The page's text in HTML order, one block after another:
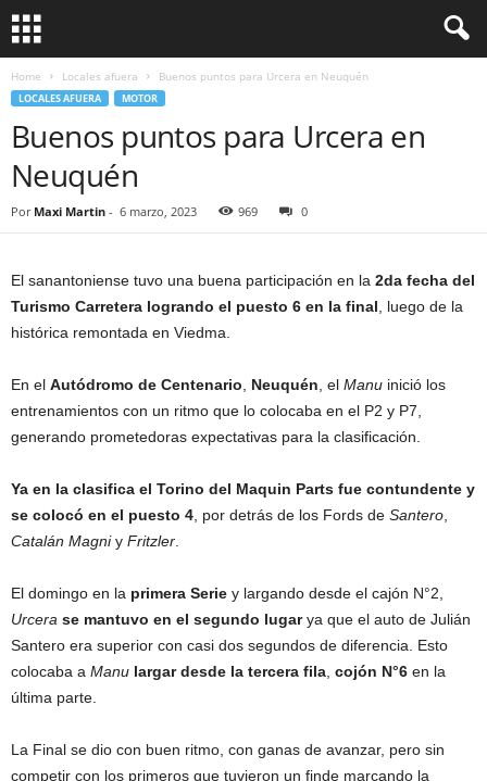
Home Locales afuera Buenos puntos para Urcera en Neuquén
LOCALES AFUERA MOTOR
Buenos puntos para Urcera en
Neuquén
Por Maxi Martin - 6 marzo, 2023 969 0
El sanantoniense tuvo una buena participación en la 2da fecha del
Turismo Carretera logrando el puesto 6 en la final , luego de la
histórica remontada en Viedma.
En el Autódromo de Centenario Neuquén , el Manu inició los
entrenamientos con un ritmo que lo colocaba en el P2 y P7,
generando prometedoras expectativas para la clasificación.
Ya en la clasifica el Torino del Maquin Parts fue contundente y
se colocó en el puesto 4 , por detrás de los Fords de Santero
Catalán Magniy Fritzler
El domingo en la primera Serie y largando desde el cajón N°2,
Urcera se mantuvo en el segundo lugarya que el auto de Julián
Santero era superior con casi dos segundos de diferencia. Esto
colocaba a Manu largar desde la tercera fila cojón N°6 en la
última parte.
La Final se dio con buen ritmo, con ganas de avanzar, pero sin
competir con los primeros que tuvieron un finde marcando la